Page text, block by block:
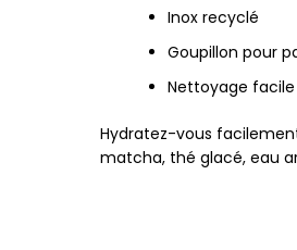
Inox recyclé
Goupillon pour
Nettoyage facile
Hydratez-vous
matcha, thé glacé, eau